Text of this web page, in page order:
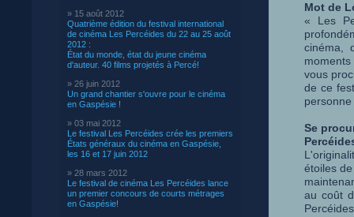
» 15 août 2012
Quatrième édition du festival international
de cinéma Les Percéides du 22 au 25 août
2012 :
État du monde, état du jeune cinéma
d'auteur. 40 films projetés à Percé!
» 26 juin 2012
Un grand chantier s'ouvre pour le cinéma
en Gaspésie !
» 03 mai 2012
Le festival Les Percéides crée les premiers
États généraux du cinéma en Gaspésie,
les 16 et 17 juin 2012
» 28 mars 2012
Le festival de cinéma Les Percéides lance
un premier concours de courts métrages
en Gaspésie!
Mot de
« Les
cinéma,
vous
de ce
Se
étoiles
au coût